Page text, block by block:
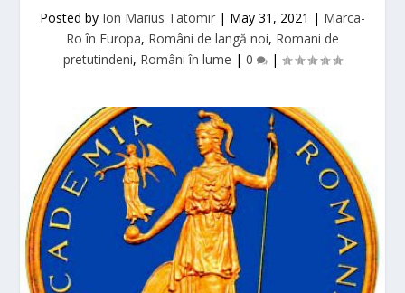
Posted by Ion Marius Tatomir | May 31, 2021 | Marca-
Ro în Europa, Români de langă noi, Romani de
pretutindeni, Români în lume | 0 |